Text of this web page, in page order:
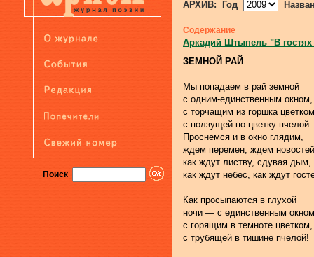
Поиск
АРХИВ: Год
Содержание
Аркадий Штыпель "В
ЗЕМНОЙ РАЙ
Мы попадаем в рай земной
с одним-единственным окном,
с торчащим из горшка
с ползущей по цветку пчелой.
Проснемся и в окно глядим,
ждем перемен, ждем
как ждут листву, сдувая дым,
как ждут небес, как ждут
Как просыпаются в глухой
ночи — с единственным
с горящим в темноте цветком,
с трубящей в тишине пчелой!